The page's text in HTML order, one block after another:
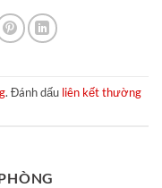
. Đánh dấu liên kết thường